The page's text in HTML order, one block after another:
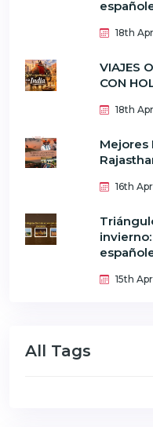
18th
VIAJES
CON
18th
Mejores
16th
15th
All Tags